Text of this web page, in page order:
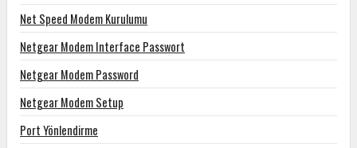
Net Speed Modem Kurulumu
Netgear Modem Interface Passwort
Netgear Modem Password
Netgear Modem Setup
Port Yönlendirme